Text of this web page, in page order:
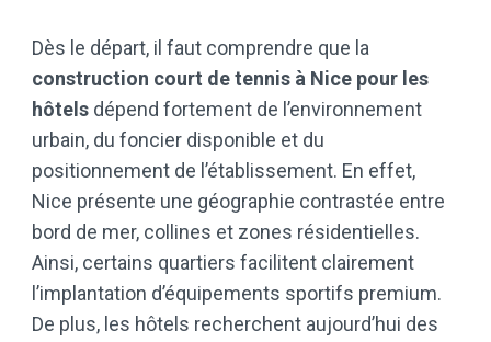
Dès le départ, il faut comprendre que la
construction court de tennis à Nice pour les
hôtels dépend fortement de l’environnement
urbain, du foncier disponible et du
positionnement de l’établissement. En effet,
Nice présente une géographie contrastée entre
bord de mer, collines et zones résidentielles.
Ainsi, certains quartiers facilitent clairement
l’implantation d’équipements sportifs premium.
De plus, les hôtels recherchent aujourd’hui des